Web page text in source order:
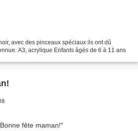
avec des pinceaux spéciaux ils ont dû
A3, acrylique Enfants âgés de 6 à 11 ans